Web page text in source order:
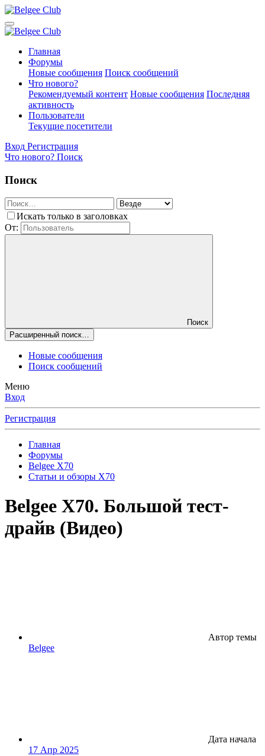
Главная
Форумы
Новые сообщения Поиск сообщений
Что нового?
Рекомендуемый контент Новые сообщения Последняя
активность
Пользователи
Текущие посетители
Вход Регистрация
Что нового? Поиск
Поиск
Искать только в заголовках
От:
Поиск
Расширенный поиск…
Новые сообщения
Поиск сообщений
Меню
Вход
Регистрация
Главная
Форумы
Belgee X70
Статьи и обзоры X70
Belgee X70. Большой тест-
драйв (Видео)
Автор темы
Belgee
Дата начала
17 Апр 2025